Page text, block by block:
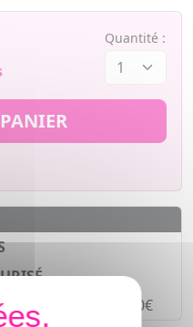
Quantité :
frais à partir de 30€